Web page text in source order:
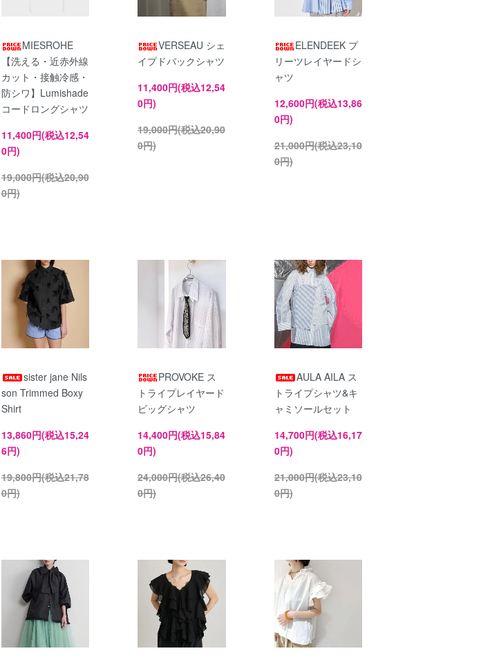
MIESROHE
【洗える・近赤外線
カット・接触冷感・
防シワ】Lumishade
コードロングシャツ
11,400円(税込12,54
0円)
19,000円(税込20,90
0円)
VERSEAU シェ
イプドバックシャツ
11,400円(税込12,54
0円)
19,000円(税込20,90
0円)
ELENDEEK プ
リーツレイヤードシ
ャツ
12,600円(税込13,86
0円)
21,000円(税込23,10
0円)
sister jane Nils
son Trimmed Boxy
Shirt
13,860円(税込15,24
6円)
19,800円(税込21,78
0円)
PROVOKE ス
トライプレイヤード
ビッグシャツ
14,400円(税込15,84
0円)
24,000円(税込26,40
0円)
AULA AILA ス
トライプシャツ&キ
ャミソールセット
14,700円(税込16,17
0円)
21,000円(税込23,10
0円)